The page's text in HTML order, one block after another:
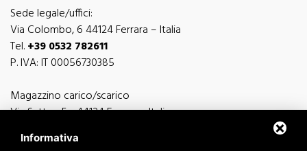
Sede legale/uffici:
Via Colombo, 6 44124 Ferrara – Italia
Tel.+39 0532 782611
P. IVA: IT 00056730385
Magazzino carico/scarico
Via Sutter, 5 - 44124 Ferrara - Italia
Via Finati 4/L - 4/M - 44124 Ferrara - Italia
Informativa